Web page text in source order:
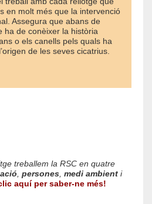
en molt més que la intervenció
Assegura que abans de
ha de conèixer la història
o els canells pels quals ha
de les seves cicatrius.
treballem la RSC en quatre
persones, medi ambienti
aquí per saber-ne més!